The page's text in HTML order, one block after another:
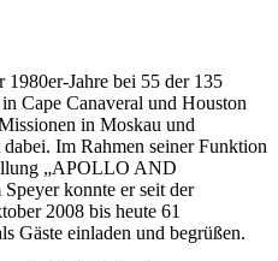
1980er-Jahre bei 55 der 135
Cape Canaveral und Houston
in Moskau und
Im Rahmen seiner Funktion
„APOLLO AND
konnte er seit der
2008 bis heute 61
Gäste einladen und begrüßen.